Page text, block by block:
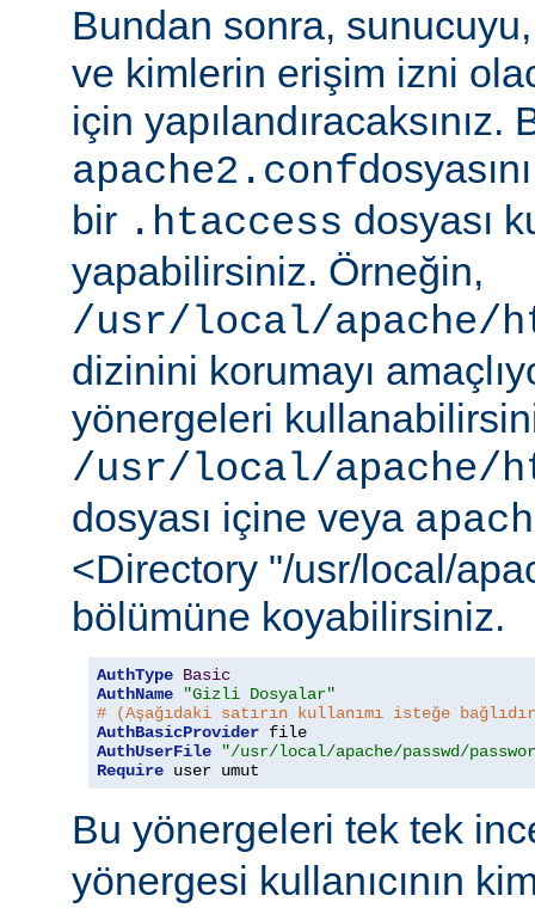
Bundan sonra,
ve kimlerin erişim izni
için yapılandıracaksınız.
apache2.conf
bir .htaccess dosyası
yapabilirsiniz. Örneğin,
/usr/local/apache/
dizinini korumayı
yönergeleri
/usr/local/apache/
dosyası içine veya
<Directory "/usr/local/
bölümüne koyabilirsiniz.
AuthType Basic
AuthName
"Gizli Dosyalar"
# (Aşağıdaki satırın kullanımı isteğe
AuthBasicProvider
AuthUserFile
"/usr/local/apache/passwd/
Require user umut
Bu yönergeleri tek tek
yönergesi kullanıcının